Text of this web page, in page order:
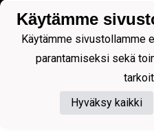
Powered by
Käytämme
Käytämme sivustollamme
parantamiseksi sekä
Hyväksy kaikki